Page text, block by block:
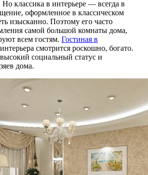
классика в интерьере — всегда в
оформленное в классическом
изысканно. Поэтому его часто
самой большой комнаты дома,
всем гостям. Гостиная в
интерьера смотрится роскошно, богато.
социальный статус и
дома.